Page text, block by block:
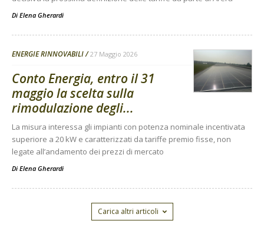
Di Elena Gherardi
ENERGIE RINNOVABILI 27 Maggio 2026
Conto Energia, entro il 31
maggio la scelta sulla
rimodulazione degli...
La misura interessa gli impianti con potenza nominale incentivata
superiore a 20 kW e caratterizzati da tariffe premio fisse, non
legate all’andamento dei prezzi di mercato
Di Elena Gherardi
Carica altri articoli